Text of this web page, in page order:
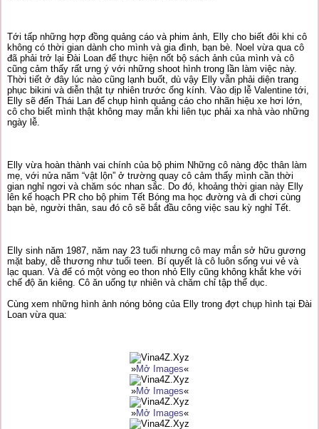
Tới tấp những hợp đồng quảng cáo và phim ảnh, Elly cho biết đôi khi cô
không có thời gian dành cho mình và gia đình, bạn bè. Noel vừa qua cô
đã phải trở lại Đài Loan để thực hiện nốt bộ sách ảnh của mình và cô
cũng cảm thấy rất ưng ý với những shoot hình trong lần làm việc này.
Thời tiết ở đây lúc nào cũng lạnh buốt, dù vậy Elly vẫn phải diện trang
phục bikini và diễn thật tự nhiên trước ống kính. Vào dịp lễ Valentine tới,
Elly sẽ đến Thái Lan để chụp hình quảng cáo cho nhãn hiệu xe hơi lớn,
cô cho biết mình thật không may mắn khi liên tục phải xa nhà vào những
ngày lễ.
Elly vừa hoàn thành vai chính của bộ phim Những cô nàng độc thân làm
mẹ, với nửa năm “vật lộn” ở trường quay cô cảm thấy mình cần thời
gian nghỉ ngơi và chăm sóc nhan sắc. Do đó, khoảng thời gian này Elly
lên kế hoạch PR cho bộ phim Tết Bóng ma học đường và đi chơi cùng
bạn bè, người thân, sau đó cô sẽ bắt đầu công việc sau kỳ nghỉ Tết.
Elly sinh năm 1987, năm nay 23 tuổi nhưng cô may mắn sở hữu gương
mặt baby, dễ thương như tuổi teen. Bí quyết là cô luôn sống vui vẻ và
lạc quan. Và để có một vòng eo thon nhỏ Elly cũng không khắt khe với
chế độ ăn kiêng. Cô ăn uống tự nhiên và chăm chỉ tập thể dục.
Cùng xem những hình ảnh nóng bỏng của Elly trong đợt chụp hình tại Đài
Loan vừa qua:
»Mở Images«
»Mở Images«
»Mở Images«